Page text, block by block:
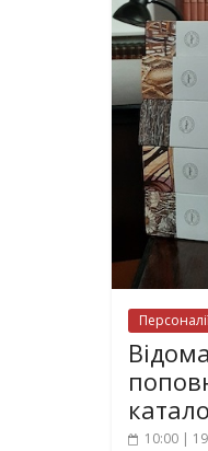
10:00 |